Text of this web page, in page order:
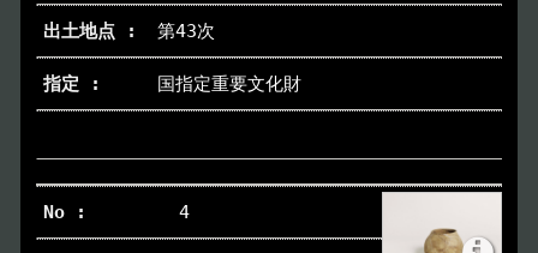
第43次
国指定重要文化財
4